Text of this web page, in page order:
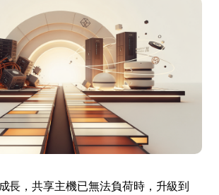
長，共享主機已無法負荷時，升級到